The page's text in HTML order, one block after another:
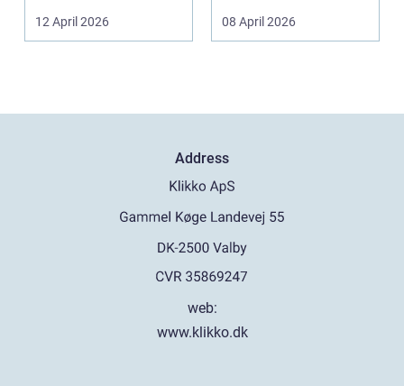
belægningen en helt
centra...
12 April 2026
mærke til i hverdage...
08 April 2026
Address
web:
www.klikko.dk